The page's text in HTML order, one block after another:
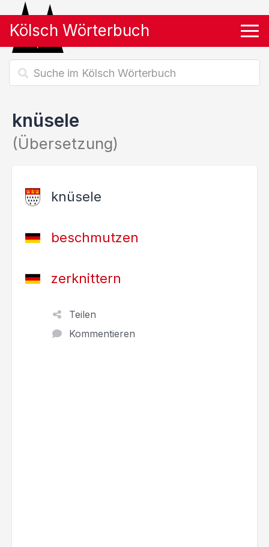
Kölsch Wörterbuch
knüsele
(Übersetzung)
knüsele
beschmutzen
zerknittern
Teilen
Kommentieren